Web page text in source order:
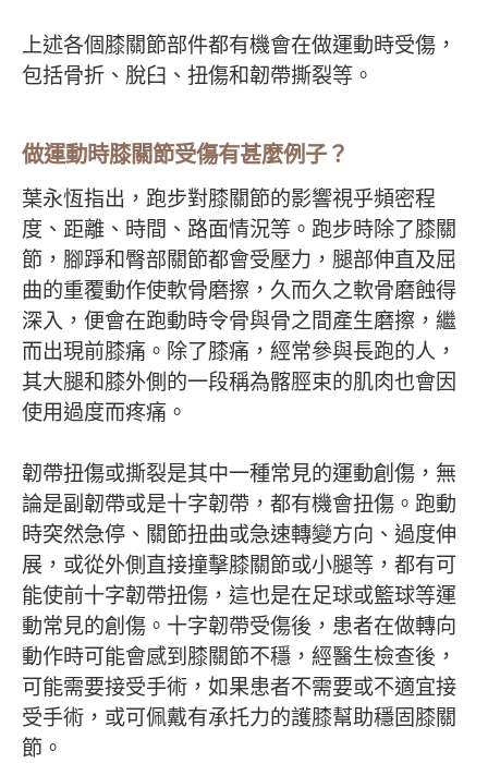
上述各個膝關節部件都有機會在做運動時受傷，
包括骨折、脫臼、扭傷和韌帶撕裂等。
做運動時膝關節受傷有甚麼例子？
葉永恆指出，跑步對膝關節的影響視乎頻密程
度、距離、時間、路面情況等。跑步時除了膝關
節，腳踭和臀部關節都會受壓力，腿部伸直及屈
曲的重覆動作使軟骨磨擦，久而久之軟骨磨蝕得
深入，便會在跑動時令骨與骨之間產生磨擦，繼
而出現前膝痛。除了膝痛，經常參與長跑的人，
其大腿和膝外側的一段稱為髂脛束的肌肉也會因
使用過度而疼痛。
韌帶扭傷或撕裂是其中一種常見的運動創傷，無
論是副韌帶或是十字韌帶，都有機會扭傷。跑動
時突然急停、關節扭曲或急速轉變方向、過度伸
展，或從外側直接撞擊膝關節或小腿等，都有可
能使前十字韌帶扭傷，這也是在足球或籃球等運
動常見的創傷。十字韌帶受傷後，患者在做轉向
動作時可能會感到膝關節不穩，經醫生檢查後，
可能需要接受手術，如果患者不需要或不適宜接
受手術，或可佩戴有承托力的護膝幫助穩固膝關
節。